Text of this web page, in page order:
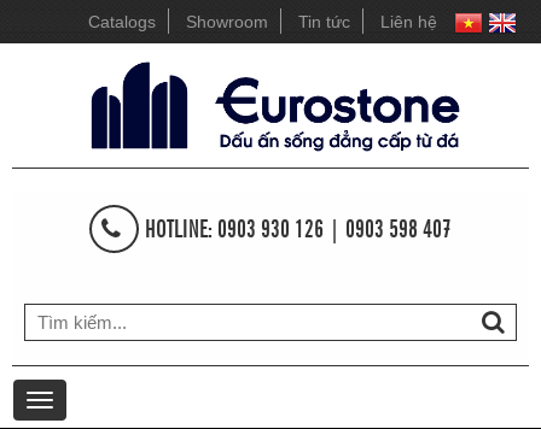
Catalogs Showroom Tin tức Liên hệ
HOTLINE: 0903 930 126 | 0903 598 407
Toggle